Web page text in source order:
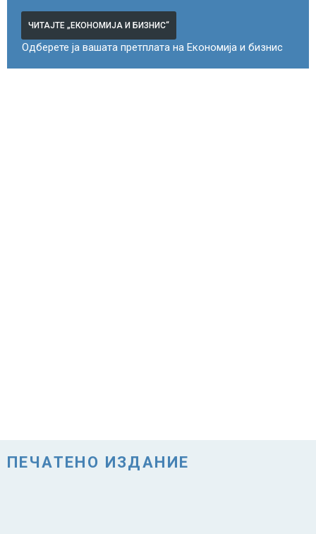
ЧИТАЈТЕ „ЕКОНОМИЈА И БИЗНИС“
Одберете ја вашата претплата на Економија и бизнис
ПЕЧАТЕНО ИЗДАНИЕ